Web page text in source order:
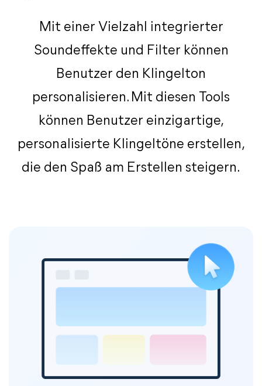
Mit einer Vielzahl integrierter
Soundeffekte und Filter können
Benutzer den Klingelton
personalisieren. Mit diesen Tools
können Benutzer einzigartige,
personalisierte Klingeltöne erstellen,
die den Spaß am Erstellen steigern.